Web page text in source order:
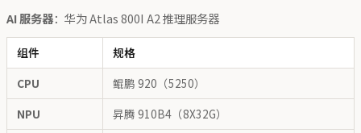
AI 服务器：华为 Atlas 800I A2 推理服务器
组件
规格
CPU
鲲鹏 920（5250）
NPU
昇腾 910B4（8X32G）